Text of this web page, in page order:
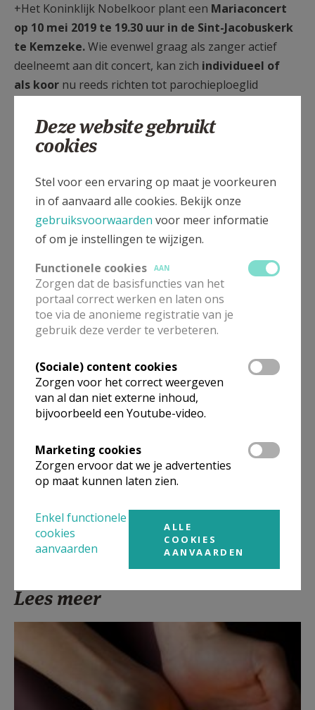
+Het Koninklijk Nobelkoor plant een Mariaconcert
op 10 mei 2019 te 19.30 uur in de Sint-Jacobuskerk
te Kemzeke.Wie evenwel graag als zanger actief
deelneemt aan dit concert, kan zich individueel of
als koor nu reeds richten tot parochieploeglid
aanbevolen!
E.H. Marc Van Steen
Kerk Stekene en Sint-Gillis-Waas
Meer
Artikel
Deel dit artikel
Lees meer
Deze website gebruikt
cookies
Stel voor een ervaring op maat je voorkeuren
in of aanvaard alle cookies. Bekijk onze
gebruiksvoorwaarden voor meer informatie
of om je instellingen te wijzigen.
Functionele cookies
AAN
Zorgen dat de basisfuncties van het
portaal correct werken en laten ons
toe via de anonieme registratie van je
gebruik deze verder te verbeteren.
(Sociale) content cookies
Zorgen voor het correct weergeven
van al dan niet externe inhoud,
bijvoorbeeld een Youtube-video.
Marketing cookies
Zorgen ervoor dat we je advertenties
op maat kunnen laten zien.
Enkel functionele
cookies
aanvaarden
ALLE
COOKIES
AANVAARDEN